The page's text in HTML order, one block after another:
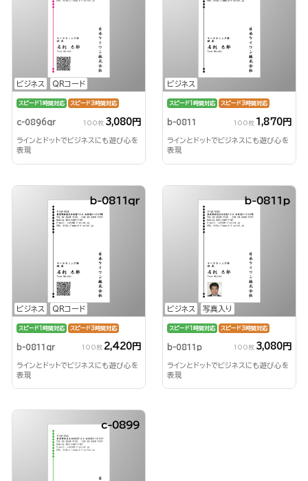
ビジネス QRコード
スピード1時間対応 スピード3時間対応
c-0896qr 100枚 3,080円
ラインとドットでビジネスにも遊び心を
表現
ビジネス
スピード1時間対応 スピード3時間対応
b-0811 100枚 1,870円
ラインとドットでビジネスにも遊び心を
表現
ビジネス QRコード
b-0811qr
スピード1時間対応 スピード3時間対応
b-0811qr 100枚 2,420円
ラインとドットでビジネスにも遊び心を
表現
ビジネス 写真入り
b-0811p
スピード1時間対応 スピード3時間対応
b-0811p 100枚 3,080円
ラインとドットでビジネスにも遊び心を
表現
c-0899